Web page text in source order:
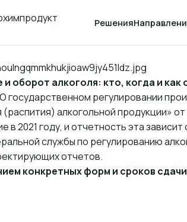
Решения
оборот алкоголя: кто, когда и как
регулировании
алкогольной продукции» от
в 2021 году, и отчетность эта
службы по регулированию
отчетов.
конкретных форм и сроков